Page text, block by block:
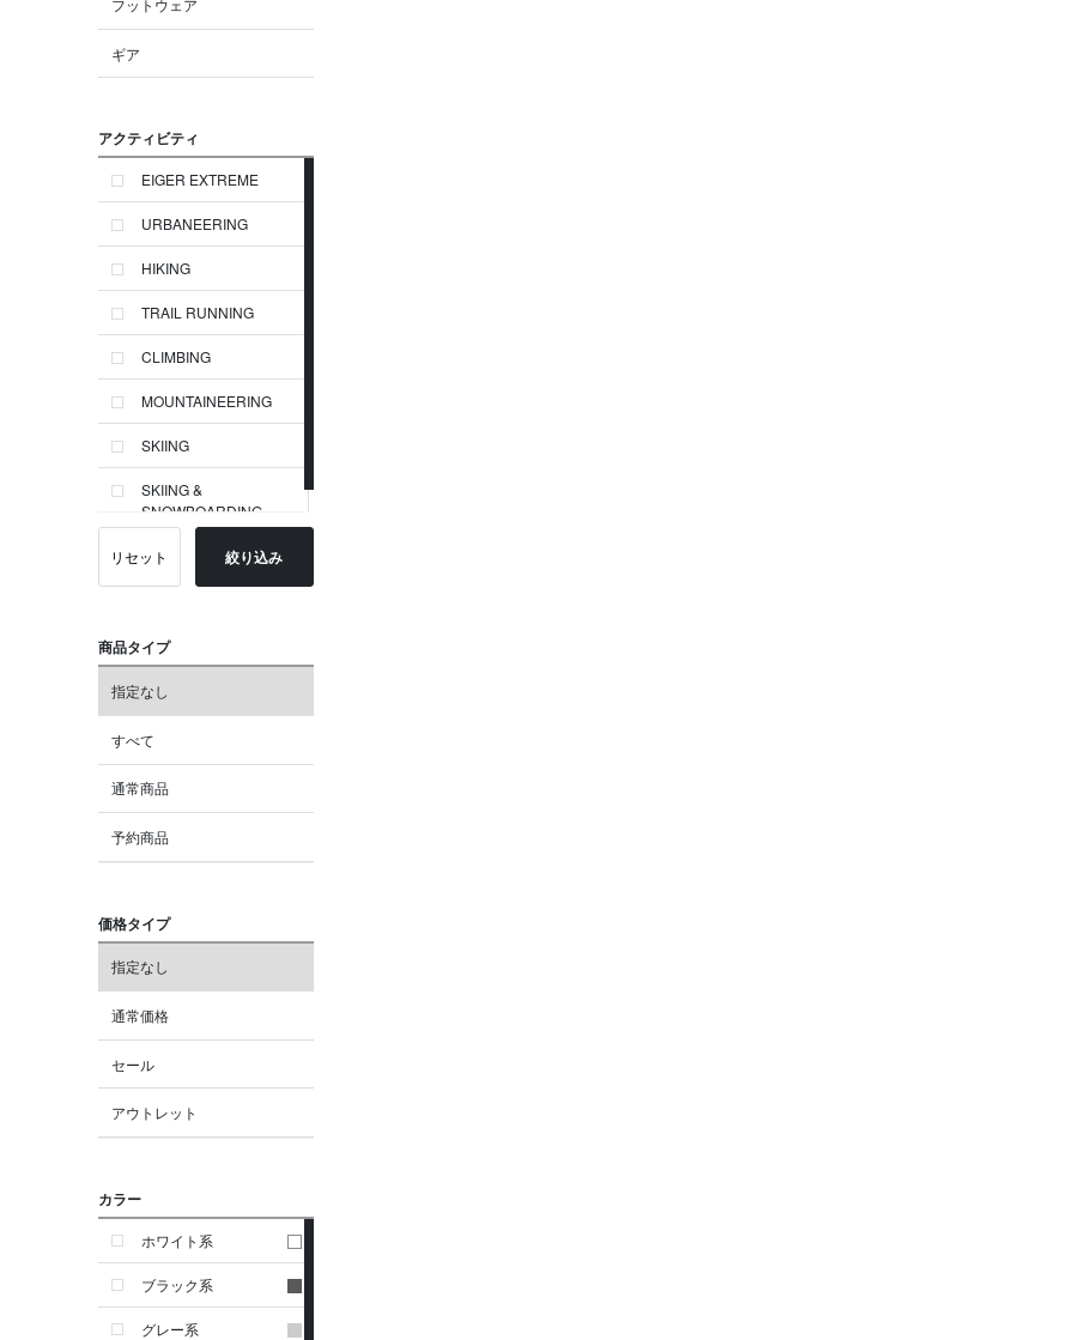
フットウェア
ギア
アクティビティ
EIGER EXTREME
URBANEERING
HIKING
TRAIL RUNNING
CLIMBING
MOUNTAINEERING
SKIING
SKIING &
SNOWBOARDING
リセット 絞り込み
商品タイプ
指定なし
すべて
通常商品
予約商品
価格タイプ
指定なし
通常価格
セール
アウトレット
カラー
ホワイト系
ブラック系
グレー系